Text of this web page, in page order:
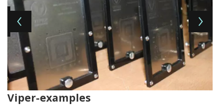
Viper-examples